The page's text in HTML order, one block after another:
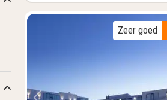
Zeer goed